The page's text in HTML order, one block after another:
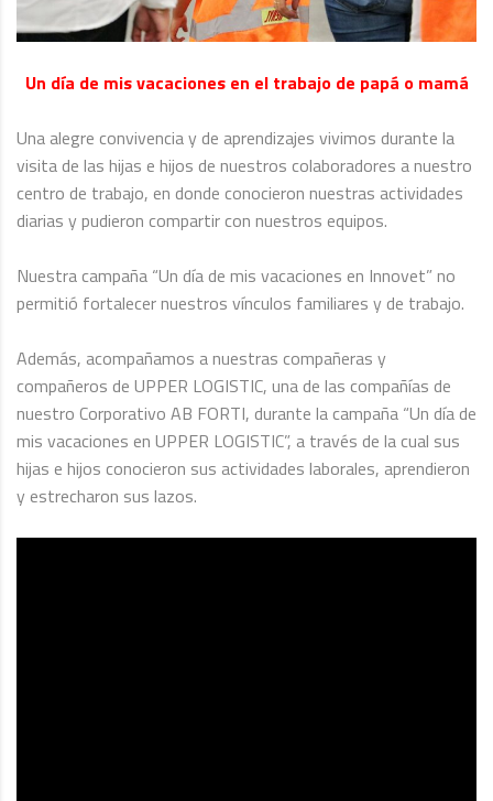
Un día de mis vacaciones en el trabajo de papá o mamá
Una alegre convivencia y de aprendizajes vivimos durante la
visita de las hijas e hijos de nuestros colaboradores a nuestro
centro de trabajo, en donde conocieron nuestras actividades
diarias y pudieron compartir con nuestros equipos.
Nuestra campaña “Un día de mis vacaciones en Innovet” no
permitió fortalecer nuestros vínculos familiares y de trabajo.
Además, acompañamos a nuestras compañeras y
compañeros de UPPER LOGISTIC, una de las compañías de
nuestro Corporativo AB FORTI, durante la campaña “Un día de
mis vacaciones en UPPER LOGISTIC”, a través de la cual sus
hijas e hijos conocieron sus actividades laborales, aprendieron
y estrecharon sus lazos.